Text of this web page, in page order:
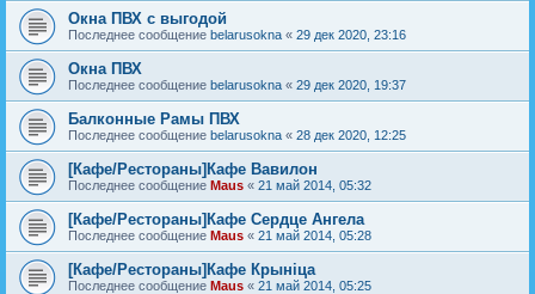
Окна ПВХ с выгодой
Последнее сообщение belarusokna « 29 дек 2020, 23:16
Окна ПВХ
Последнее сообщение belarusokna « 29 дек 2020, 19:37
Балконные Рамы ПВХ
Последнее сообщение belarusokna « 28 дек 2020, 12:25
[Кафе/Рестораны]Кафе Вавилон
Последнее сообщение Maus « 21 май 2014, 05:32
[Кафе/Рестораны]Кафе Сердце Ангела
Последнее сообщение Maus « 21 май 2014, 05:28
[Кафе/Рестораны]Кафе Крыніца
Последнее сообщение Maus « 21 май 2014, 05:25